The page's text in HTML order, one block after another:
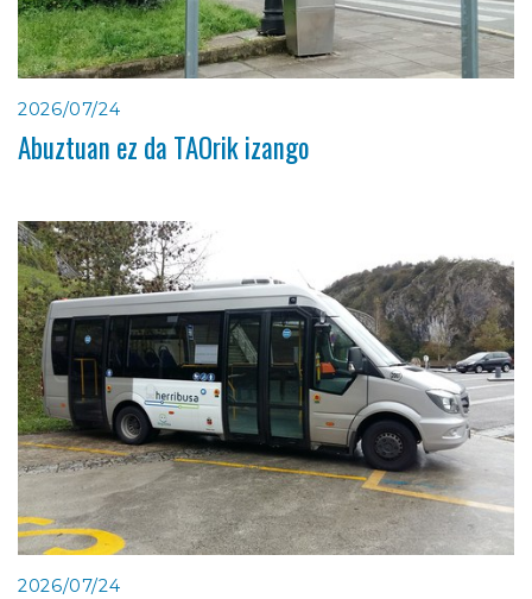
2026/07/24
Abuztuan ez da TAOrik izango
2026/07/24